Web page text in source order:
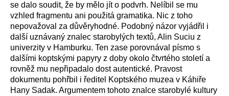
se dalo soudit, že by mělo jít o podvrh. Nelíbil se mu
vzhled fragmentu ani použitá gramatika. Nic z toho
nepovažoval za důvěryhodné. Podobný názor vyjádřil i
další uznávaný znalec starobylých textů, Alin Suciu z
univerzity v Hamburku. Ten zase porovnával písmo s
dalšími koptskými papyry z doby okolo čtvrtého století a
rovněž mu nepřipadalo dost autentické. Pravost
dokumentu pohřbil i ředitel Koptského muzea v Káhiře
Hany Sadak. Argumentem tohoto znalce starobylé kultury